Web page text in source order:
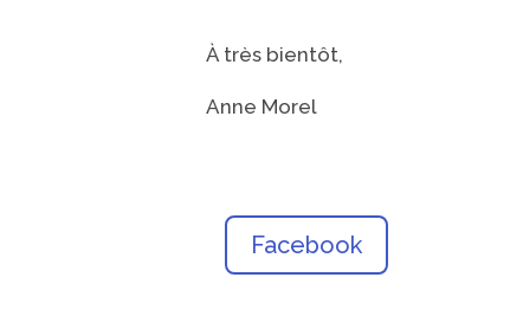
À très bientôt,
Anne Morel
Facebook